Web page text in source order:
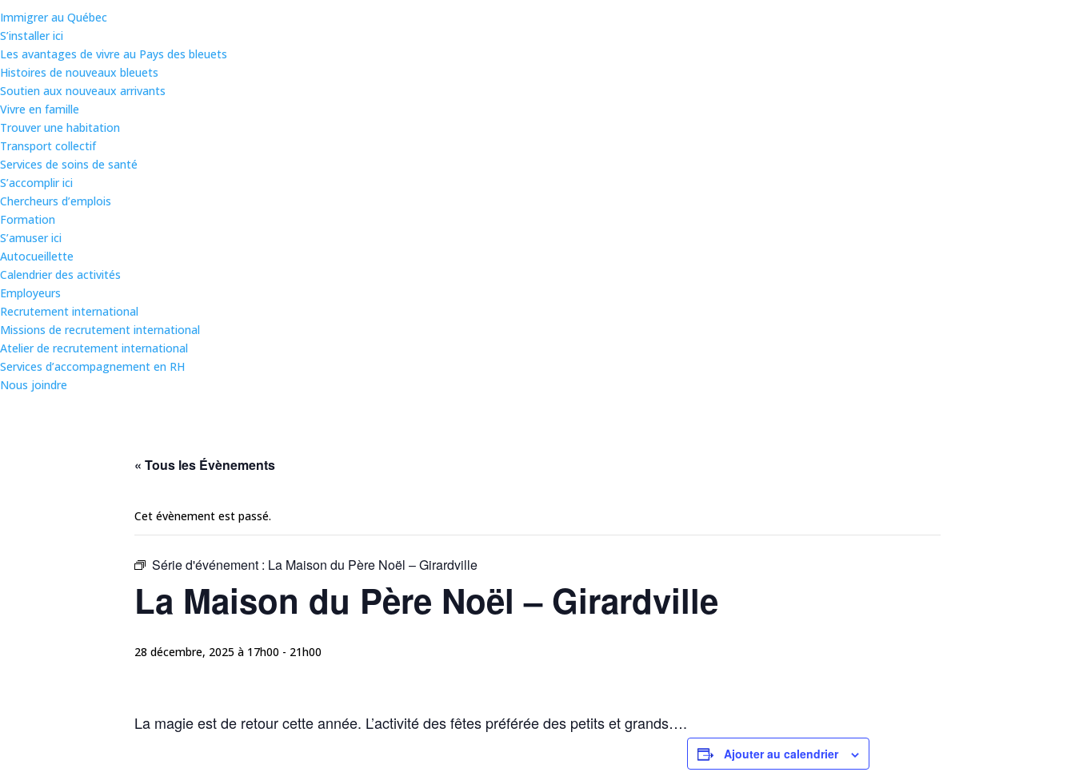
Immigrer au Québec
S’installer ici
Les avantages de vivre au Pays des bleuets
Histoires de nouveaux bleuets
Soutien aux nouveaux arrivants
Vivre en famille
Trouver une habitation
Transport collectif
Services de soins de santé
S’accomplir ici
Chercheurs d’emplois
Formation
S’amuser ici
Autocueillette
Calendrier des activités
Employeurs
Recrutement international
Missions de recrutement international
Atelier de recrutement international
Services d’accompagnement en RH
Nous joindre
« Tous les Évènements
Cet évènement est passé.
Série d'événement : La Maison du Père Noël – Girardville
La Maison du Père Noël – Girardville
28 décembre, 2025 à 17h00 - 21h00
La magie est de retour cette année. L’activité des fêtes préférée des petits et grands….
Ajouter au calendrier